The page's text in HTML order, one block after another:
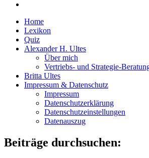
Home
Lexikon
Quiz
Alexander H. Ultes
Über mich
Vertriebs- und Strategie-
Britta Ultes
Impressum & Datenschutz
Impressum
Datenschutzerklärung
Datenschutzeinstellungen
Datenauszug
Beiträge durchsuchen: